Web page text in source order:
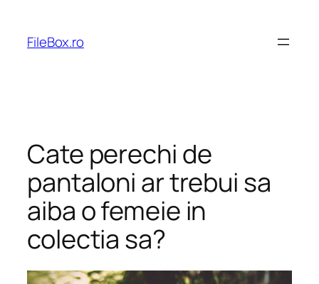
content
FileBox.ro
Cate perechi de
pantaloni ar trebui sa
aiba o femeie in
colectia sa?